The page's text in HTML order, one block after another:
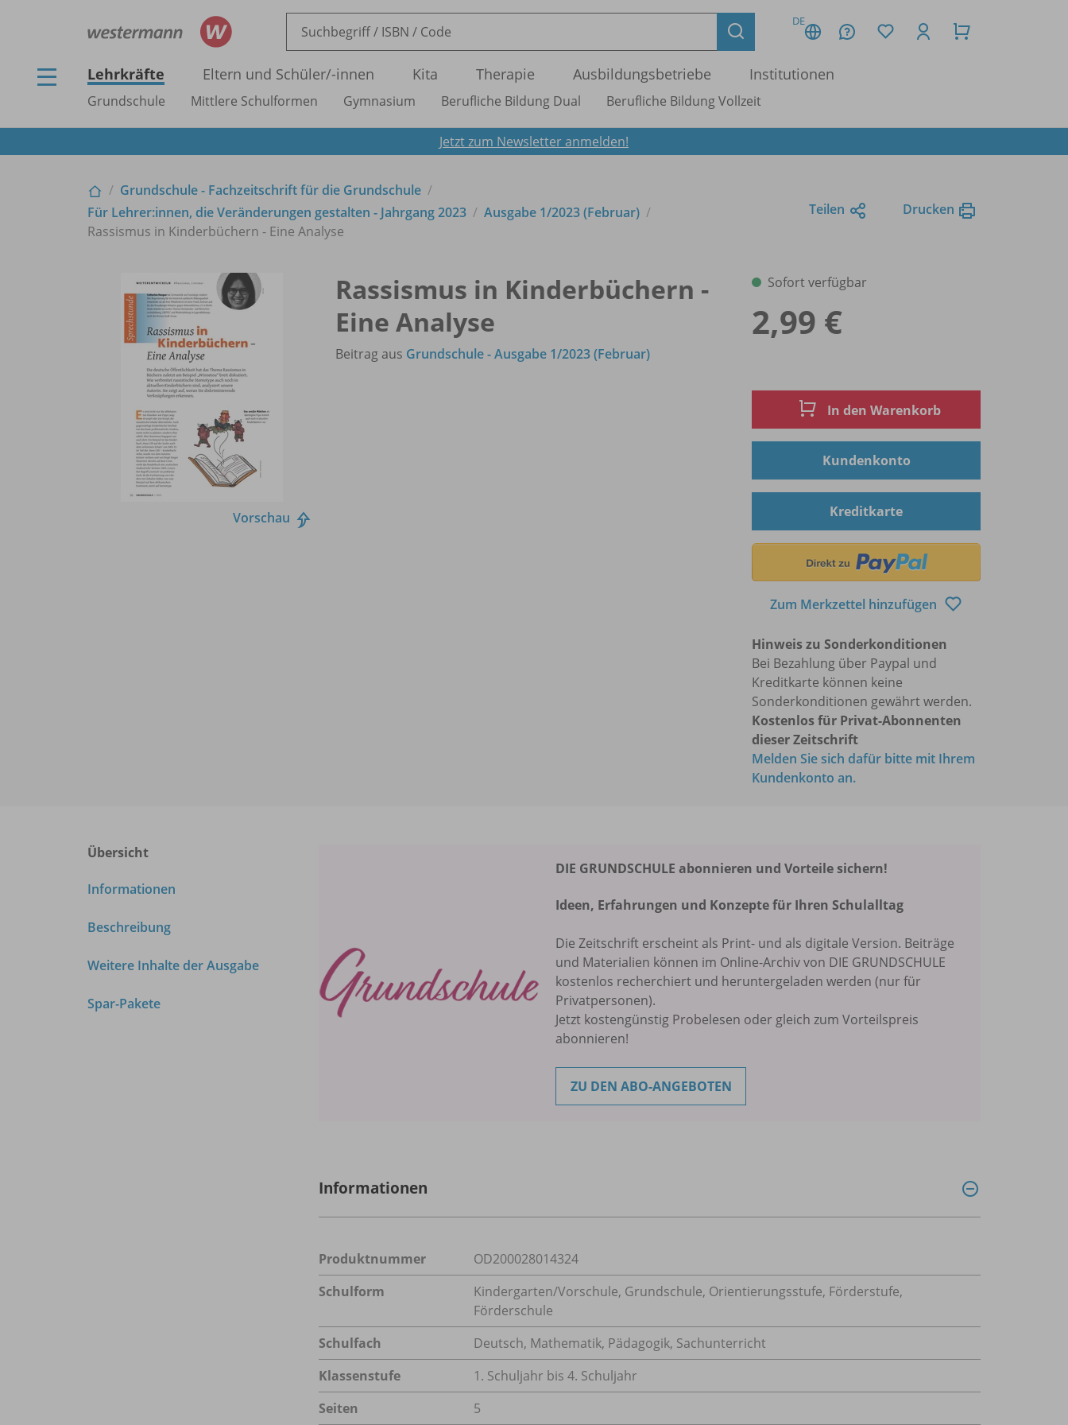
DE
Lehrkräfte Eltern und Schüler/-innen Kita Therapie Ausbildungsbetriebe Institutionen
Grundschule Mittlere Schulformen Gymnasium Berufliche Bildung Dual Berufliche Bildung Vollzeit
Jetzt zum Newsletter anmelden!
Grundschule - Fachzeitschrift für die Grundschule
Für Lehrer:innen, die Veränderungen gestalten - Jahrgang 2023
Ausgabe 1/2023 (Februar)
Rassismus in Kinderbüchern - Eine Analyse
Teilen Drucken
Vorschau
Rassismus in Kinderbüchern -
Eine Analyse
Beitrag aus Grundschule - Ausgabe 1/2023 (Februar)
Sofort verfügbar
2,99 €
In den Warenkorb
Kundenkonto
Kreditkarte
Zum Merkzettel hinzufügen
Hinweis zu Sonderkonditionen
Bei Bezahlung über Paypal und
Kreditkarte können keine
Sonderkonditionen gewährt werden.
Kostenlos für Privat-Abonnenten
dieser Zeitschrift
Melden Sie sich dafür bitte mit Ihrem
Kundenkonto an.
Übersicht
Informationen
Beschreibung
Weitere Inhalte der Ausgabe
Spar-Pakete
DIE GRUNDSCHULE abonnieren und Vorteile sichern!
Ideen, Erfahrungen und Konzepte für Ihren Schulalltag
Die Zeitschrift erscheint als Print- und als digitale Version. Beiträge
und Materialien können im Online-Archiv von DIE GRUNDSCHULE
kostenlos recherchiert und heruntergeladen werden (nur für
Privatpersonen).
Jetzt kostengünstig Probelesen oder gleich zum Vorteilspreis
abonnieren!
ZU DEN ABO-ANGEBOTEN
Informationen
Produktnummer
OD200028014324
Schulform
Kindergarten/Vorschule, Grundschule, Orientierungsstufe, Förderstufe,
Förderschule
Schulfach
Deutsch, Mathematik, Pädagogik, Sachunterricht
Klassenstufe
1. Schuljahr bis 4. Schuljahr
Seiten
5